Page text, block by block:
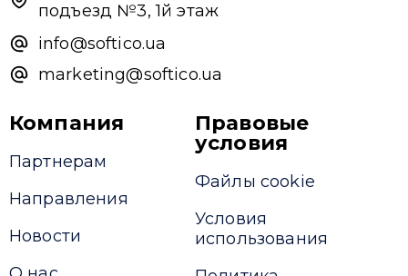
подъезд №3, 1й этаж
info@softico.ua
marketing@softico.ua
Компания
Партнерам
Направления
Новости
Правовые
условия
Файлы cookie
Условия
использования